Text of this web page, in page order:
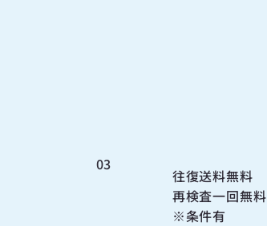
往復送料無料
再検査一回無料
※条件有
03